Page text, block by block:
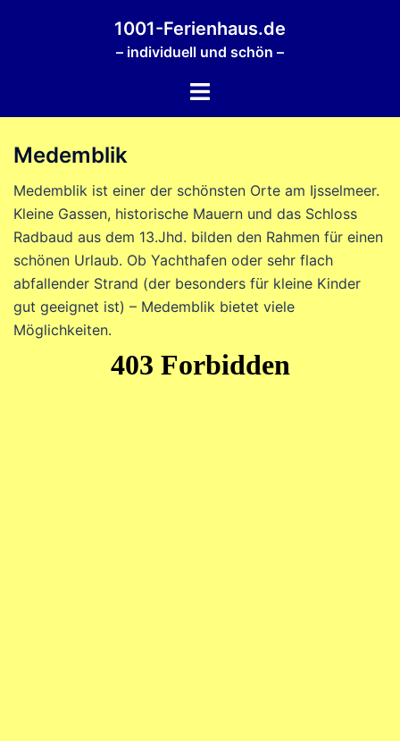
1001-Ferienhaus.de
– individuell und schön –
Menü
Medemblik
Medemblik ist einer der schönsten Orte am Ijsselmeer.
Kleine Gassen, historische Mauern und das Schloss
Radbaud aus dem 13.Jhd. bilden den Rahmen für einen
schönen Urlaub. Ob Yachthafen oder sehr flach
abfallender Strand (der besonders für kleine Kinder
gut geeignet ist) – Medemblik bietet viele
Möglichkeiten.